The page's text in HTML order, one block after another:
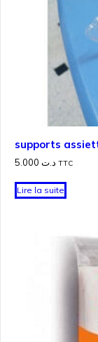
supports
د.ت TTC
Lire la suite